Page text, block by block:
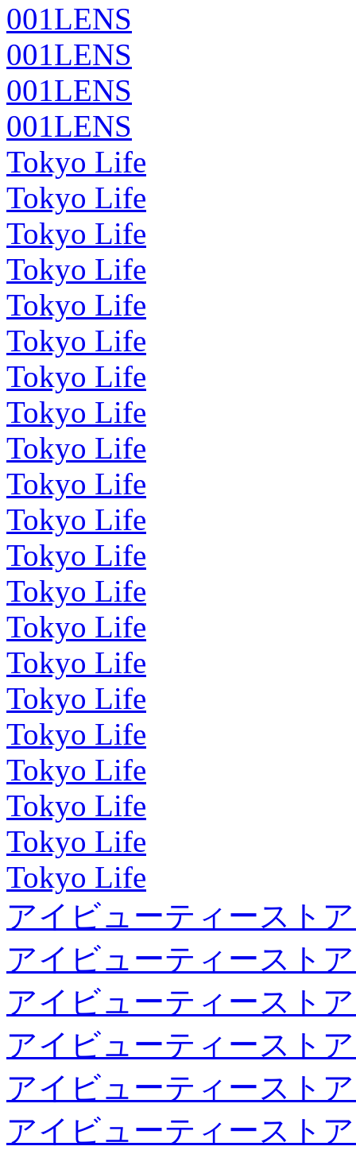
001LENS
001LENS
001LENS
001LENS
Tokyo Life
Tokyo Life
Tokyo Life
Tokyo Life
Tokyo Life
Tokyo Life
Tokyo Life
Tokyo Life
Tokyo Life
Tokyo Life
Tokyo Life
Tokyo Life
Tokyo Life
Tokyo Life
Tokyo Life
Tokyo Life
Tokyo Life
Tokyo Life
Tokyo Life
Tokyo Life
Tokyo Life
アイビューティースト
アイビューティースト
アイビューティースト
アイビューティースト
アイビューティースト
アイビューティースト